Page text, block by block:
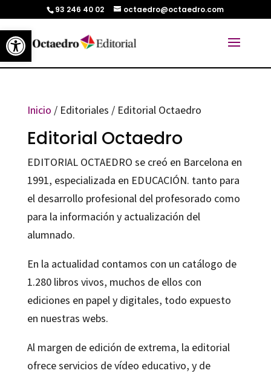
Abrir barra de herramientas
93 246 40 02 octaedro@octaedro.com
Inicio / Editoriales / Editorial Octaedro
Editorial Octaedro
EDITORIAL OCTAEDRO se creó en Barcelona en
1991, especializada en EDUCACIÓN. tanto para
el desarrollo profesional del profesorado como
para la información y actualización del
alumnado.
En la actualidad contamos con un catálogo de
1.280 libros vivos, muchos de ellos con
ediciones en papel y digitales, todo expuesto
en nuestras webs.
Al margen de edición de extrema, la editorial
ofrece servicios de vídeo educativo, y de